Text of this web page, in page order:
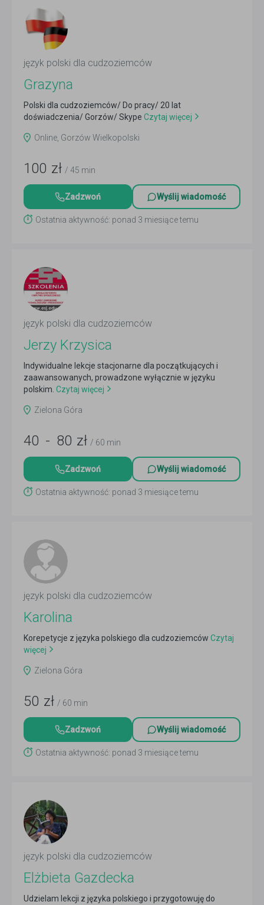
język polski dla cudzoziemców
Grazyna
Polski dla cudzoziemców/ Do pracy/ 20 lat
doświadczenia/ Gorzów/ Skype Czytaj więcej
Online, Gorzów Wielkopolski
100 zł / 45 min
Zadzwoń Wyślij wiadomość
Ostatnia aktywność: ponad 3 miesiące temu
język polski dla cudzoziemców
Jerzy Krzysica
Indywidualne lekcje stacjonarne dla początkujących i
zaawansowanych, prowadzone wyłącznie w języku
polskim. Czytaj więcej
Zielona Góra
40 - 80 zł / 60 min
Zadzwoń Wyślij wiadomość
Ostatnia aktywność: ponad 3 miesiące temu
język polski dla cudzoziemców
Karolina
Korepetycje z języka polskiego dla cudzoziemców Czytaj
więcej
Zielona Góra
50 zł / 60 min
Zadzwoń Wyślij wiadomość
Ostatnia aktywność: ponad 3 miesiące temu
język polski dla cudzoziemców
Elżbieta Gazdecka
Udzielam lekcji z języka polskiego i przygotowuję do